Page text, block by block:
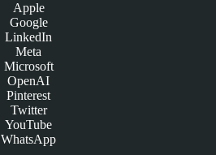
Apple
Google
LinkedIn
Meta
Microsoft
OpenAI
Pinterest
Twitter
YouTube
WhatsApp